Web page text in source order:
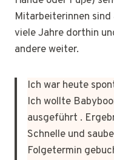
Mitarbeiterinnen
viele Jahre dorthin
andere weiter.
Ich war heute
Ich wollte
ausgeführt .
Schnelle und
Folgetermin